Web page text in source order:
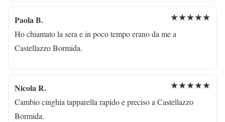
Paola B. ★★★★★
Ho chiamato la sera e in poco tempo erano da me a
Castellazzo Bormida.
Nicola R. ★★★★★
Cambio cinghia tapparella rapido e preciso a Castellazzo
Bormida.